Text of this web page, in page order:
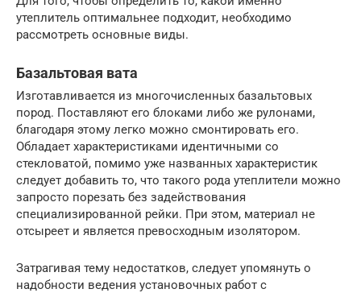
утеплитель оптимальнее подходит, необходимо
рассмотреть основные виды.
Базальтовая вата
Изготавливается из многочисленных базальтовых
пород. Поставляют его блоками либо же рулонами,
благодаря этому легко можно смонтировать его.
Обладает характеристиками идентичными со
стекловатой, помимо уже названных характеристик
следует добавить то, что такого рода утеплители можно
запросто порезать без задействования
специализированной рейки. При этом, материал не
отсыреет и является превосходным изолятором.
Затрагивая тему недостатков, следует упомянуть о
надобности ведения установочных работ с